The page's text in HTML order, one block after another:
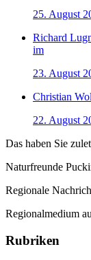
25. August
Richard
im
23. August
Christian
22. August
Das haben Sie
Naturfreunde
Regionale
Regionalmedium
Rubriken